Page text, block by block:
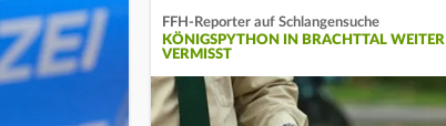
FFH-Reporter auf Schlangensuche
KÖNIGSPYTHON IN BRACHTTAL WEITER
VERMISST